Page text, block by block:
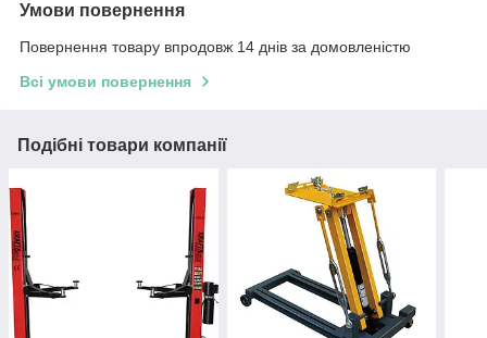
Умови повернення
Повернення товару впродовж 14 днів за домовленістю
Всі умови повернення
Подібні товари компанії